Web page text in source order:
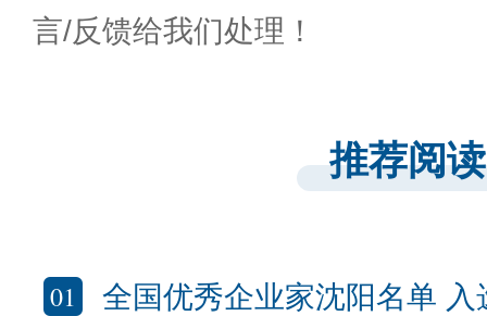
言/反馈给我们处理！
推荐阅读
01 全国优秀企业家沈阳名单 入选的